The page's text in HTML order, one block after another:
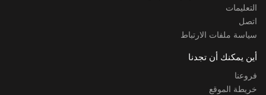
التعليمات
اتصل
سياسة ملفات الارتباط
أين يمكنك أن تجدنا
فروعنا
خريطة الموقع